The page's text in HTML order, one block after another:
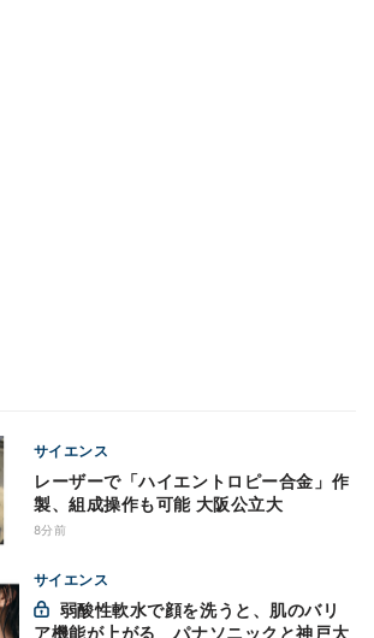
サイエンス
レーザーで「ハイエントロピー合金」作
製、組成操作も可能 大阪公立大
8分前
サイエンス
ア機能が上がる パナソニックと神戸大